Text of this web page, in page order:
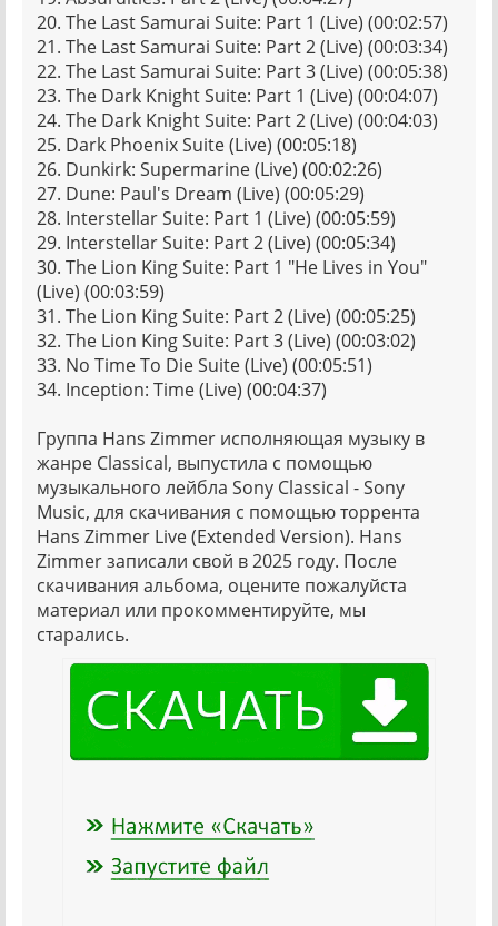
20. The Last Samurai Suite: Part 1 (Live) (00:02:57)
21. The Last Samurai Suite: Part 2 (Live) (00:03:34)
22. The Last Samurai Suite: Part 3 (Live) (00:05:38)
23. The Dark Knight Suite: Part 1 (Live) (00:04:07)
24. The Dark Knight Suite: Part 2 (Live) (00:04:03)
25. Dark Phoenix Suite (Live) (00:05:18)
26. Dunkirk: Supermarine (Live) (00:02:26)
27. Dune: Paul's Dream (Live) (00:05:29)
28. Interstellar Suite: Part 1 (Live) (00:05:59)
29. Interstellar Suite: Part 2 (Live) (00:05:34)
30. The Lion King Suite: Part 1 "He Lives in You"
(Live) (00:03:59)
31. The Lion King Suite: Part 2 (Live) (00:05:25)
32. The Lion King Suite: Part 3 (Live) (00:03:02)
33. No Time To Die Suite (Live) (00:05:51)
34. Inception: Time (Live) (00:04:37)
Группа Hans Zimmer исполняющая музыку в
жанре Classical, выпустила с помощью
музыкального лейбла Sony Classical - Sony
Music, для скачивания с помощью торрента
Hans Zimmer Live (Extended Version). Hans
Zimmer записали свой в 2025 году. После
скачивания альбома, оцените пожалуйста
материал или прокомментируйте, мы
старались.